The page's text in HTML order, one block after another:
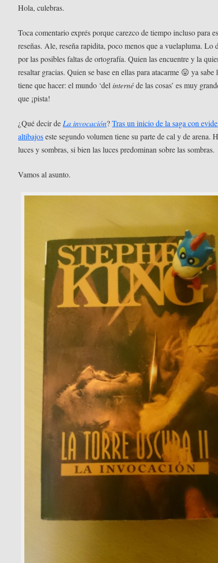
Hola, culebras.
Toca comentario exprés porque carezco de tiempo incluso para
reseñas. Ale, reseña rapidita, poco menos que a vuelapluma. Lo
por las posibles faltas de ortografía. Quien las encuentre y la
resaltar gracias. Quien se base en ellas para atacarme 😛 ya sabe
tiene que hacer: el mundo ‘del internéde las cosas’ es muy
que ¡pista!
¿Qué decir de La invocación?Tras un inicio de la saga con
altibajoseste segundo volumen tiene su parte de cal y de arena.
luces y sombras, si bien las luces predominan sobre las sombras.
Vamos al asunto.